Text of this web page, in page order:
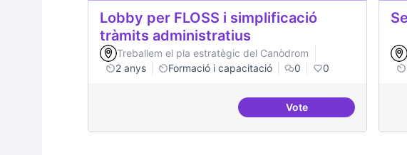
Lobby per FLOSS i simplificació
tràmits administratius
Treballem el pla estratègic del Canòdrom
2 anys
Formació i capacitació 0 0
VoteLobby per FLOSS i